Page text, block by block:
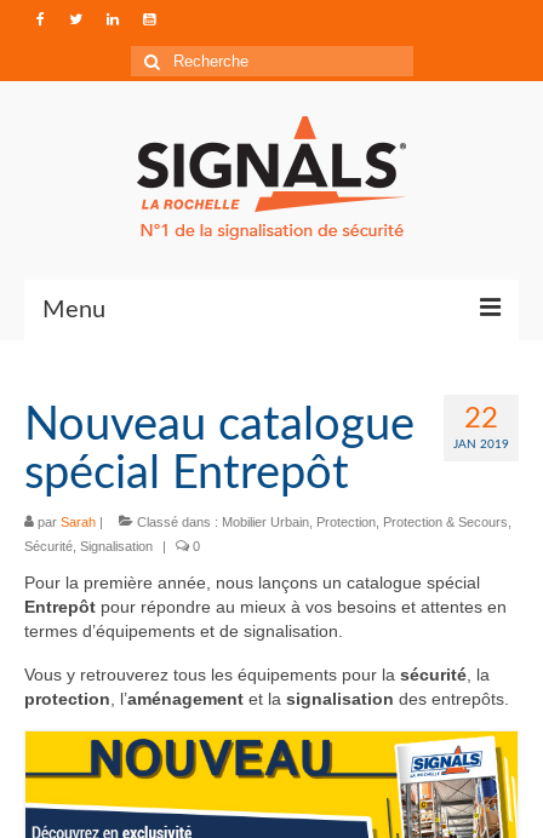
Rechercher
:
Menu
Qui sommes-nous ?
Accéder à Signals
22
JAN 2019
Nouveau catalogue
spécial Entrepôt
par Sarah | Classé dans : Mobilier Urbain Protection Protection & Secours
Sécurité Signalisation | 0
Pour la première année, nous lançons un catalogue spécial
Entrepôt pour répondre au mieux à vos besoins et attentes en
termes d’équipements et de signalisation.
Vous y retrouverez tous les équipements pour la sécurité , la
protection , l’aménagement et la signalisation des entrepôts.